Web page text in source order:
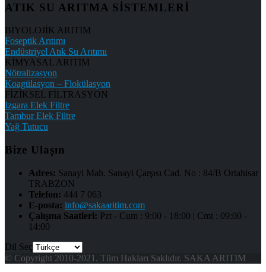
ATIK SU ARITMA SİSTEMLERİ
BİYOLOJİK ARITIM
Foseptik Arıtımı
Endüstriyel Atık Su Arıtımı
KİMYASAL ARITIM
Nötralizasyon
Koagülasyon – Flokülasyon
FİZİKSEL FİLTRASYON
Izgara Elek Filtre
Tambur Elek Filtre
Yağ Tutucu
Bize Ulaşın
Adres: Sanayi Mah. Sanayi Çarşısı Cad. No : 84/B Ortahisar
TRABZON
Telefon: 444 7 063
E-posta: info@sakaaritim.com
Çalışma Saatleri: Pzt - Cum : 9:00 - 18:00 | Cmt : 09:00 -
14:00
Dil Seç
© Copyright 2010-2021. Tüm Hakları Saklıdır. SAKA ARITIM